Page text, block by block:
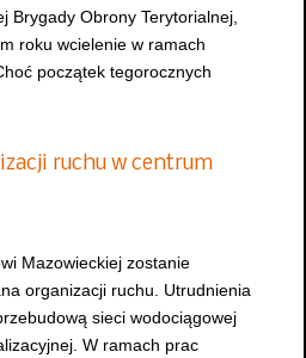
Brygady Obrony Terytorialnej,
roku wcielenie w ramach
początek tegorocznych
ruchu w centrum
Mazowieckiej zostanie
organizacji ruchu. Utrudnienia
sieci wodociągowej
W ramach prac